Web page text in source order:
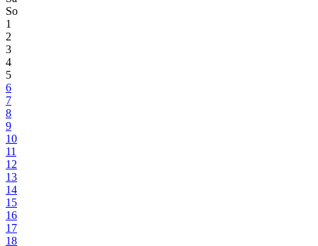
So
1
2
3
4
5
6
7
8
9
10
11
12
13
14
15
16
17
18